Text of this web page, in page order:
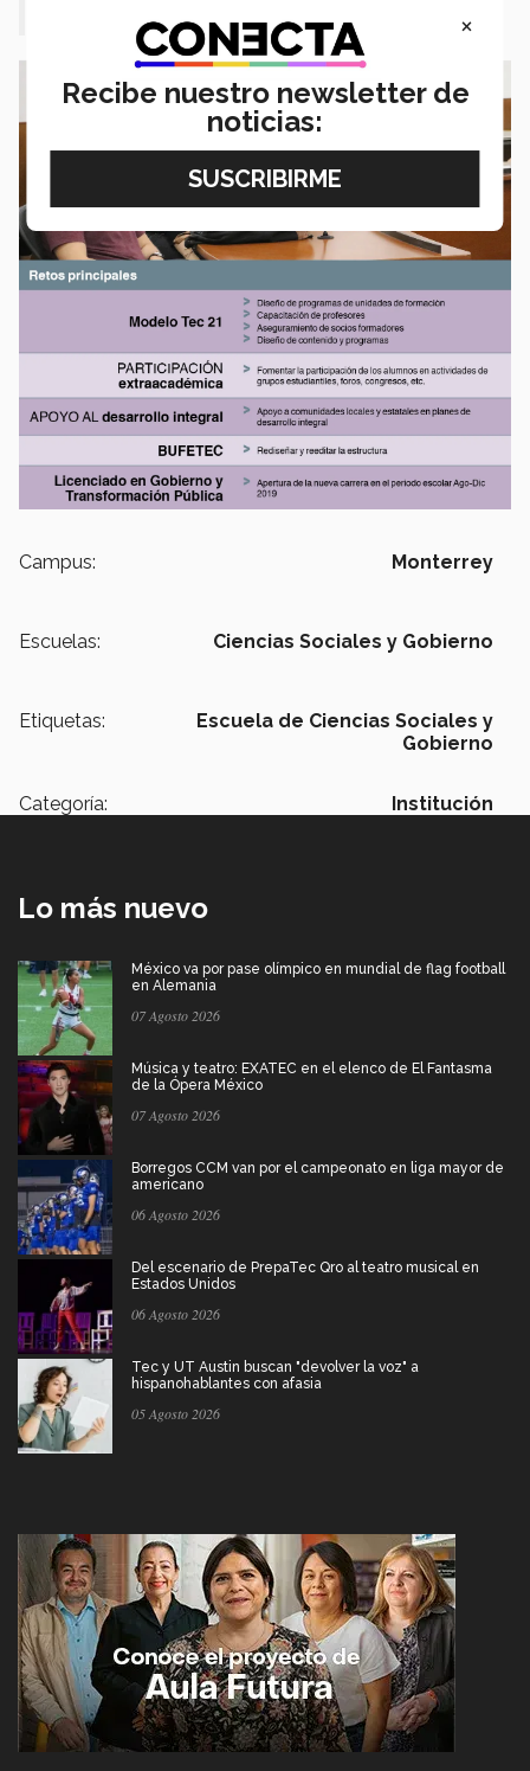
Campus: Monterrey
Escuelas: Ciencias Sociales y Gobierno
Etiquetas:
Escuela de Ciencias Sociales y
Gobierno
Categoría: Institución
Lo más nuevo
México va por pase olímpico en mundial de flag football
en Alemania
07 Agosto 2026
Música y teatro: EXATEC en el elenco de El Fantasma
de la Ópera México
07 Agosto 2026
Borregos CCM van por el campeonato en liga mayor de
americano
06 Agosto 2026
Del escenario de PrepaTec Qro al teatro musical en
Estados Unidos
06 Agosto 2026
Tec y UT Austin buscan "devolver la voz" a
hispanohablantes con afasia
05 Agosto 2026
×
Recibe nuestro newsletter de
noticias: